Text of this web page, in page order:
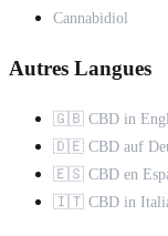
Cannabidiol
Autres Langues
🇬🇧 CBD in
🇩🇪 CBD auf
🇪🇸 CBD en
🇮🇹 CBD in